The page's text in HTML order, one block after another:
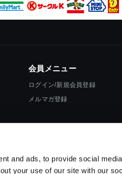
and ads, to provide social
your use of our site with our
会員メニュー
ログイン/新規会員登録
メルマガ登録